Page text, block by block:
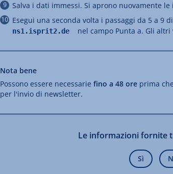
Salva i dati immessi. Si aprono nuovamente le
Esegui una seconda volta i passaggi da 5 a 9
ns1.isprit2.de nel campo Punta a. Gli
Nota bene
Possono essere necessarie fino a 48 ore prima
per l'invio di newsletter.
Le informazioni fornite
Sì